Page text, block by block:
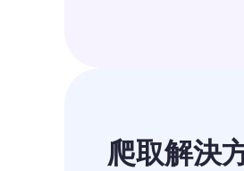
爬取解決